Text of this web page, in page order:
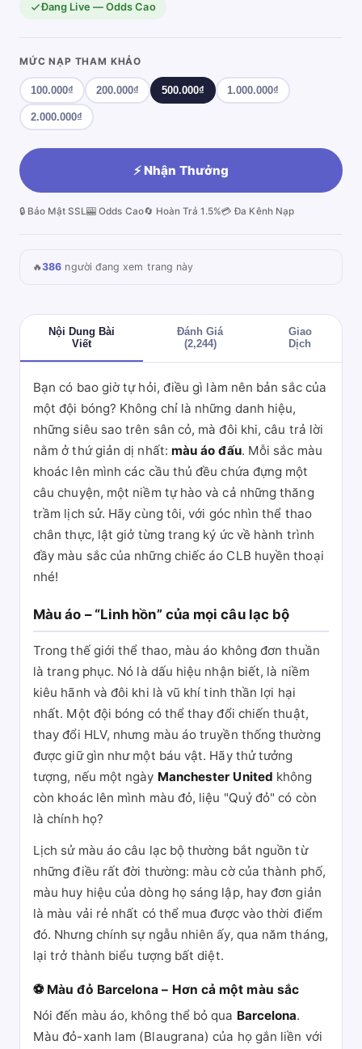
Đang Live — Odds Cao
MỨC NẠP THAM KHẢO
100.000₫ 200.000₫ 500.000₫ 1.000.000₫
2.000.000₫
⚡ Nhận Thưởng
🔒 Bảo Mật SSL🎰 Odds Cao🔄 Hoàn Trả 1.5%💳 Đa Kênh Nạp
🔥386 người đang xem trang này
Nội Dung Bài
Viết
Đánh Giá
(2,244)
Giao
Dịch
Bạn có bao giờ tự hỏi, điều gì làm nên bản sắc của
một đội bóng? Không chỉ là những danh hiệu,
những siêu sao trên sân cỏ, mà đôi khi, câu trả lời
nằm ở thứ giản dị nhất: màu áo đấu. Mỗi sắc màu
khoác lên mình các cầu thủ đều chứa đựng một
câu chuyện, một niềm tự hào và cả những thăng
trầm lịch sử. Hãy cùng tôi, với góc nhìn thể thao
chân thực, lật giở từng trang ký ức về hành trình
đầy màu sắc của những chiếc áo CLB huyền thoại
nhé!
Màu áo – “Linh hồn” của mọi câu lạc bộ
Trong thế giới thể thao, màu áo không đơn thuần
là trang phục. Nó là dấu hiệu nhận biết, là niềm
kiêu hãnh và đôi khi là vũ khí tinh thần lợi hại
nhất. Một đội bóng có thể thay đổi chiến thuật,
thay đổi HLV, nhưng màu áo truyền thống thường
được giữ gìn như một báu vật. Hãy thử tưởng
tượng, nếu một ngày Manchester United không
còn khoác lên mình màu đỏ, liệu "Quỷ đỏ" có còn
là chính họ?
Lịch sử màu áo câu lạc bộ thường bắt nguồn từ
những điều rất đời thường: màu cờ của thành phố,
màu huy hiệu của dòng họ sáng lập, hay đơn giản
là màu vải rẻ nhất có thể mua được vào thời điểm
đó. Nhưng chính sự ngẫu nhiên ấy, qua năm tháng,
lại trở thành biểu tượng bất diệt.
⚽ Màu đỏ Barcelona – Hơn cả một màu sắc
Nói đến màu áo, không thể bỏ qua Barcelona.
Màu đỏ-xanh lam (Blaugrana) của họ gắn liền với